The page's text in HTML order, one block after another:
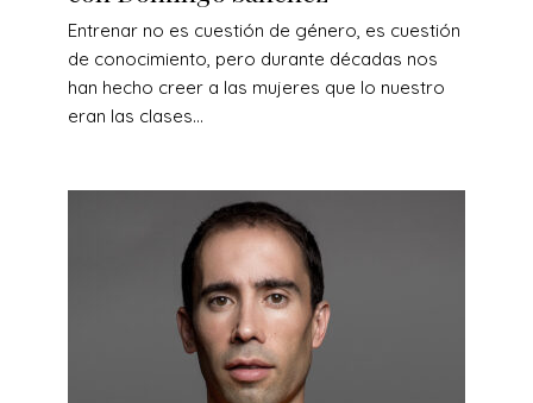
Entrenar no es cuestión de género, es cuestión
de conocimiento, pero durante décadas nos
han hecho creer a las mujeres que lo nuestro
eran las clases...